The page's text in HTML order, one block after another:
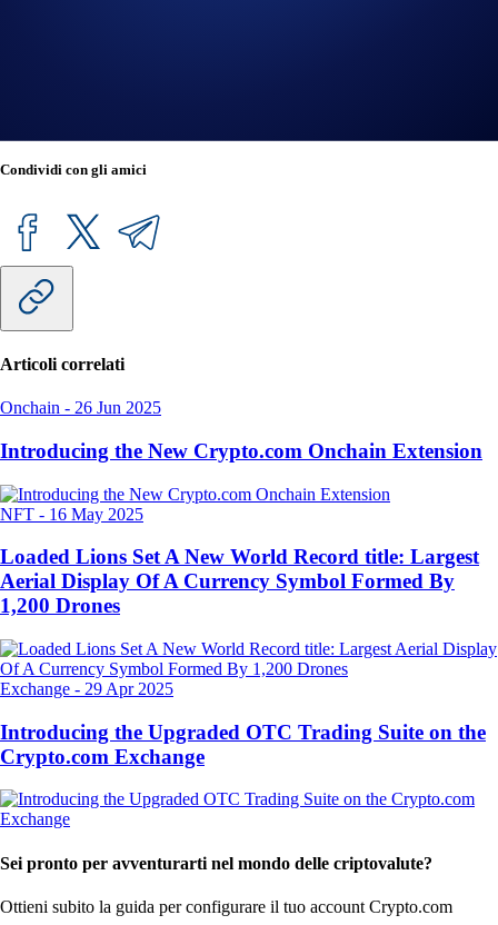
Condividi con gli amici
Articoli correlati
Onchain - 26 Jun 2025
Introducing the New Crypto.com Onchain Extension
NFT - 16 May 2025
Loaded Lions Set A New World Record title: Largest
Aerial Display Of A Currency Symbol Formed By
1,200 Drones
Exchange - 29 Apr 2025
Introducing the Upgraded OTC Trading Suite on the
Crypto.com Exchange
Sei pronto per avventurarti nel mondo delle criptovalute?
Ottieni subito la guida per configurare il tuo account Crypto.com